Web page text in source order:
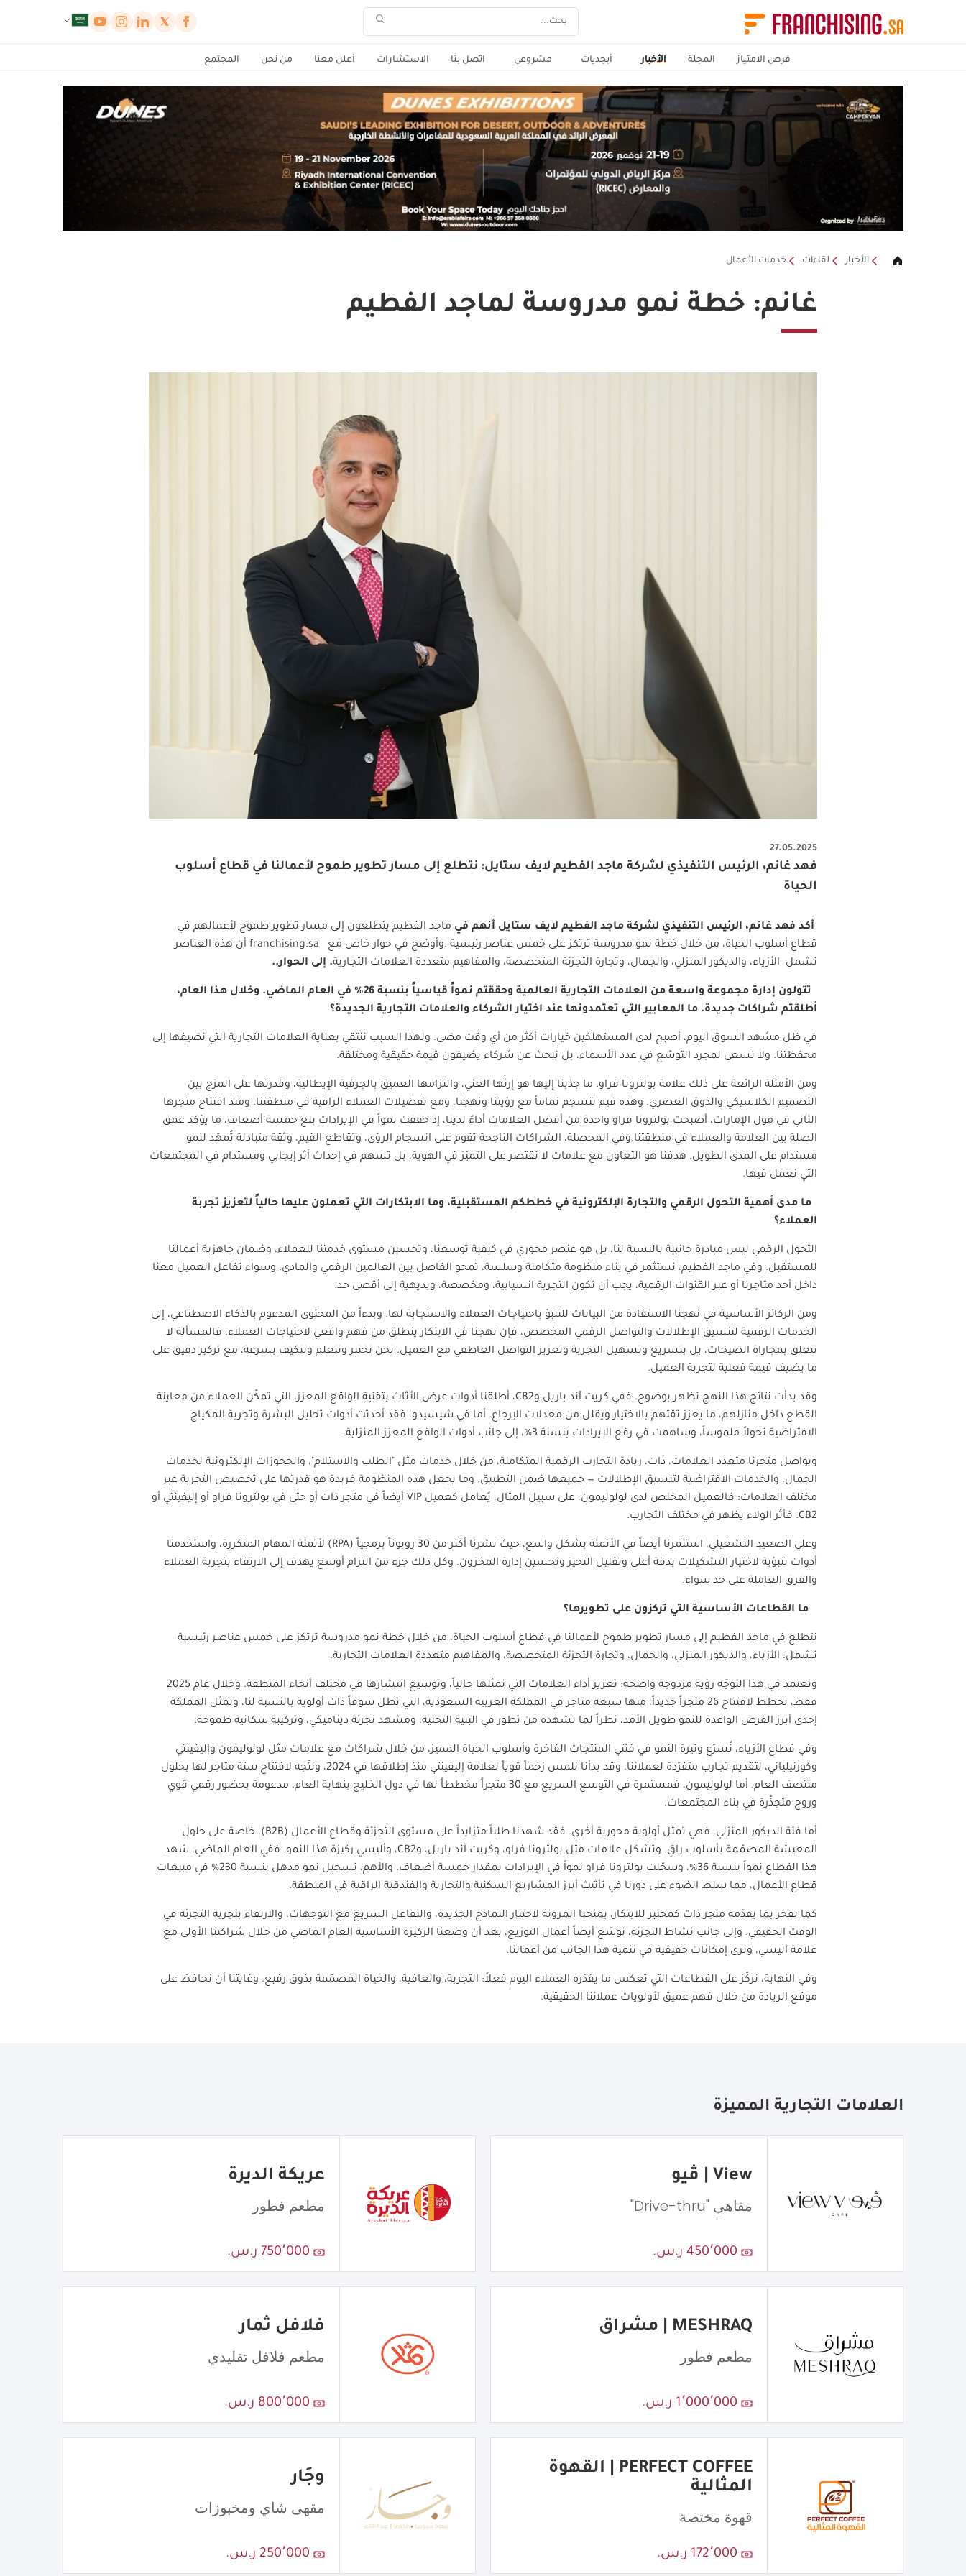
فرص الامتياز المجلة الأخبار أبجديات مشروعي اتصل بنا الاستشارات أعلن معنا من نحن المجتمع
الأخبار لقاءات خدمات الأعمال
غانم: خطة نمو مدروسة لماجد الفطيم
27.05.2025
فهد غانم، الرئيس التنفيذي لشركة ماجد الفطيم لايف ستايل: نتطلع إلى مسار تطوير طموح لأعمالنا في قطاع أسلوب
الحياة
أكد فهد غانم، الرئيس التنفيذي لشركة ماجد الفطيم لايف ستايل أنهم في ماجد الفطيم يتطلعون إلى مسار تطوير طموح لأعمالهم في
قطاع أسلوب الحياة، من خلال خطة نمو مدروسة ترتكز على خمس عناصر رئيسية .وأوضح في حوار خاص مع franchising.sa أن هذه العناصر
تشمل الأزياء، والديكور المنزلي، والجمال، وتجارة التجزئة المتخصصة، والمفاهيم متعددة العلامات التجارية. إلى الحوار..
تتولون إدارة مجموعة واسعة من العلامات التجارية العالمية وحققتم نمواً قياسياً بنسبة 26% في العام الماضي. وخلال هذا العام،
أطلقتم شراكات جديدة. ما المعايير التي تعتمدونها عند اختيار الشركاء والعلامات التجارية الجديدة؟
في ظل مشهد السوق اليوم، أصبح لدى المستهلكين خيارات أكثر من أي وقت مضى. ولهذا السبب ننتقي بعناية العلامات التجارية التي نضيفها إلى
محفظتنا. ولا نسعى لمجرد التوسّع في عدد الأسماء، بل نبحث عن شركاء يضيفون قيمة حقيقية ومختلفة.
ومن الأمثلة الرائعة على ذلك علامة بولترونا فراو. ما جذبنا إليها هو إرثها الغني، والتزامها العميق بالحِرفية الإيطالية، وقدرتها على المزج بين
التصميم الكلاسيكي والذوق العصري. وهذه قيم تنسجم تماماً مع رؤيتنا ونهجنا، ومع تفضيلات العملاء الراقية في منطقتنا. ومنذ افتتاح متجرها
الثاني في مول الإمارات، أصبحت بولترونا فراو واحدة من أفضل العلامات أداءً لدينا، إذ حققت نمواً في الإيرادات بلغ خمسة أضعاف، ما يؤكد عمق
الصلة بين العلامة والعملاء في منطقتنا.وفي المحصلة، الشراكات الناجحة تقوم على انسجام الرؤى، وتقاطع القيم، وثقة متبادلة تُمهّد لنمو
مستدام على المدى الطويل. هدفنا هو التعاون مع علامات لا تقتصر على التميّز في الهوية، بل تسهم في إحداث أثر إيجابي ومستدام في المجتمعات
التي نعمل فيها.
ما مدى أهمية التحول الرقمي والتجارة الإلكترونية في خططكم المستقبلية، وما الابتكارات التي تعملون عليها حالياً لتعزيز تجربة
العملاء؟
التحول الرقمي ليس مبادرة جانبية بالنسبة لنا، بل هو عنصر محوري في كيفية توسعنا، وتحسين مستوى خدمتنا للعملاء، وضمان جاهزية أعمالنا
للمستقبل. وفي ماجد الفطيم، نستثمر في بناء منظومة متكاملة وسلسة، تمحو الفاصل بين العالمين الرقمي والمادي. وسواء تفاعل العميل معنا
داخل أحد متاجرنا أو عبر القنوات الرقمية، يجب أن تكون التجربة انسيابية، ومخصصة، وبديهية إلى أقصى حد.
ومن الركائز الأساسية في نهجنا الاستفادة من البيانات للتنبؤ باحتياجات العملاء والاستجابة لها. وبدءاً من المحتوى المدعوم بالذكاء الاصطناعي، إلى
الخدمات الرقمية لتنسيق الإطلالات والتواصل الرقمي المخصص، فإن نهجنا في الابتكار ينطلق من فهم واقعي لاحتياجات العملاء. فالمسألة لا
تتعلق بمجاراة الصيحات، بل بتسريع وتسهيل التجربة وتعزيز التواصل العاطفي مع العميل. نحن نختبر ونتعلم ونتكيف بسرعة، مع تركيز دقيق على
ما يضيف قيمة فعلية لتجربة العميل.
وقد بدأت نتائج هذا النهج تظهر بوضوح. ففي كريت آند باريل وCB2، أطلقنا أدوات عرض الأثاث بتقنية الواقع المعزز، التي تمكّن العملاء من معاينة
القطع داخل منازلهم، ما يعزز ثقتهم بالاختيار ويقلل من معدلات الإرجاع. أما في شيسيدو، فقد أحدثت أدوات تحليل البشرة وتجربة المكياج
الافتراضية تحولاً ملموساً، وساهمت في رفع الإيرادات بنسبة 3%، إلى جانب أدوات الواقع المعزز المنزلية.
ويواصل متجرنا متعدد العلامات، ذات، ريادة التجارب الرقمية المتكاملة، من خلال خدمات مثل "الطلب والاستلام"، والحجوزات الإلكترونية لخدمات
الجمال، والخدمات الافتراضية لتنسيق الإطلالات — جميعها ضمن التطبيق. وما يجعل هذه المنظومة فريدة هو قدرتها على تخصيص التجربة عبر
مختلف العلامات: فالعميل المخلص لدى لولوليمون، على سبيل المثال، يُعامل كعميل VIP أيضاً في متجر ذات أو حتى في بولترونا فراو أو إليفينتي أو
CB2. فأثر الولاء يظهر في مختلف التجارب.
وعلى الصعيد التشغيلي، استثمرنا أيضاً في الأتمتة بشكل واسع، حيث نشرنا أكثر من 30 روبوتاً برمجياً ( RPA) لأتمتة المهام المتكررة، واستخدمنا
أدوات تنبؤية لاختيار التشكيلات بدقة أعلى وتقليل التحيز وتحسين إدارة المخزون. وكل ذلك جزء من التزام أوسع يهدف إلى الارتقاء بتجربة العملاء
والفرق العاملة على حد سواء.
ما القطاعات الأساسية التي تركزون على تطويرها؟
نتطلع في ماجد الفطيم إلى مسار تطوير طموح لأعمالنا في قطاع أسلوب الحياة، من خلال خطة نمو مدروسة ترتكز على خمس عناصر رئيسية
تشمل: الأزياء، والديكور المنزلي، والجمال، وتجارة التجزئة المتخصصة، والمفاهيم متعددة العلامات التجارية.
ونعتمد في هذا التوجّه رؤية مزدوجة واضحة: تعزيز أداء العلامات التي نمثلها حالياً، وتوسيع انتشارها في مختلف أنحاء المنطقة. وخلال عام 2025
فقط، نخطط لافتتاح 26 متجراً جديداً، منها سبعة متاجر في المملكة العربية السعودية، التي تظل سوقاً ذات أولوية بالنسبة لنا، وتمثل المملكة
إحدى أبرز الفرص الواعدة للنمو طويل الأمد، نظراً لما تشهده من تطور في البنية التحتية، ومشهد تجزئة ديناميكي، وتركيبة سكانية طموحة.
وفي قطاع الأزياء، نُسرّع وتيرة النمو في فئتي المنتجات الفاخرة وأسلوب الحياة المميز، من خلال شراكات مع علامات مثل لولوليمون وإليفينتي
وكورنيلياني، لتقديم تجارب متفرّدة لعملائنا. وقد بدأنا نلمس زخماً قوياً لعلامة إليفينتي منذ إطلاقها في 2024، ونتّجه لافتتاح ستة متاجر لها بحلول
منتصف العام. أما لولوليمون، فمستمرة في التوسع السريع مع 30 متجراً مخططاً لها في دول الخليج بنهاية العام، مدعومة بحضور رقمي قوي
وروح متجذّرة في بناء المجتمعات.
أما فئة الديكور المنزلي، فهي تمثل أولوية محورية أخرى. فقد شهدنا طلباً متزايداً على مستوى التجزئة وقطاع الأعمال (B2B)، خاصة على حلول
المعيشة المصمّمة بأسلوب راقٍ. وتشكل علامات مثل بولترونا فراو، وكريت آند باريل، وCB2، وأليسي ركيزة هذا النمو. ففي العام الماضي، شهد
هذا القطاع نمواً بنسبة 36%، وسجّلت بولترونا فراو نمواً في الإيرادات بمقدار خمسة أضعاف. والأهم، تسجيل نمو مذهل بنسبة 230% في مبيعات
قطاع الأعمال، مما سلط الضوء على دورنا في تأثيث أبرز المشاريع السكنية والتجارية والفندقية الراقية في المنطقة.
كما نفخر بما يقدّمه متجر ذات كمختبر للابتكار، يمنحنا المرونة لاختبار النماذج الجديدة، والتفاعل السريع مع التوجهات، والارتقاء بتجربة التجزئة في
الوقت الحقيقي. وإلى جانب نشاط التجزئة، نوسّع أيضاً أعمال التوزيع، بعد أن وضعنا الركيزة الأساسية العام الماضي من خلال شراكتنا الأولى مع
علامة أليسي، ونرى إمكانات حقيقية في تنمية هذا الجانب من أعمالنا.
وفي النهاية، نركّز على القطاعات التي تعكس ما يقدّره العملاء اليوم فعلاً: التجربة، والعافية، والحياة المصمّمة بذوق رفيع. وغايتنا أن نحافظ على
موقع الريادة من خلال فهم عميق لأولويات عملائنا الحقيقية.
العلامات التجارية المميزة
View | ڤيو
مقاهي "Drive-thru"
450٬000 ر.س.
عريكة الديرة
مطعم فطور
750٬000 ر.س.
MESHRAQ | مشراق
مطعم فطور
1٬000٬000 ر.س.
فلافل ثمار
مطعم فلافل تقليدي
800٬000 ر.س.
PERFECT COFFEE | القهوة
المثالية
قهوة مختصة
172٬000 ر.س.
وجَار
مقهى شاي ومخبوزات
250٬000 ر.س.
لوحة إدارة ملفات تعريف الارتباط